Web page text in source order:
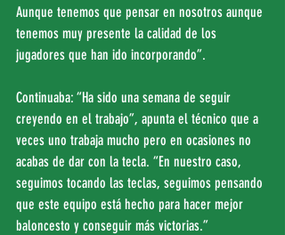
Aunque tenemos que pensar en nosotros aunque
tenemos muy presente la calidad de los
jugadores que han ido incorporando”.
Continuaba: “Ha sido una semana de seguir
creyendo en el trabajo”, apunta el técnico que a
veces uno trabaja mucho pero en ocasiones no
acabas de dar con la tecla. “En nuestro caso,
seguimos tocando las teclas, seguimos pensando
que este equipo está hecho para hacer mejor
baloncesto y conseguir más victorias.”